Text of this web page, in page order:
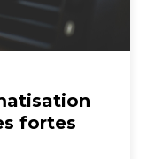
fortes